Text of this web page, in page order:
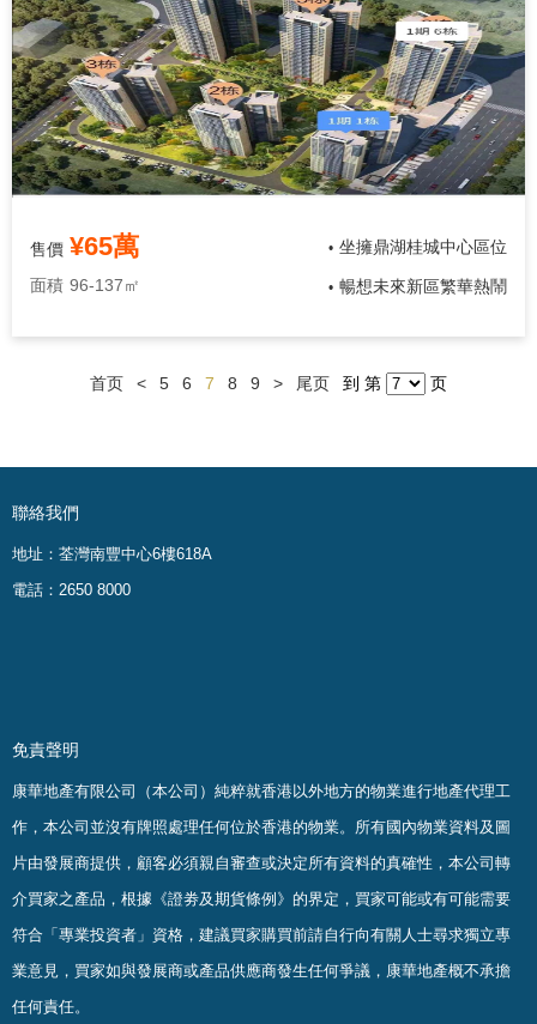
售價 ¥65萬
面積 96-137㎡
• 坐擁鼎湖桂城中心區位
• 暢想未來新區繁華熱鬧
首页 < 5 6 7 8 9 > 尾页 到 第 页
聯絡我們
地址：荃灣南豐中心6樓618A
電話：2650 8000
免責聲明
康華地產有限公司（本公司）純粹就香港以外地方的物業進行地產代理工
作，本公司並沒有牌照處理任何位於香港的物業。 所有國內物業資料及圖
片由發展商提供，顧客必須親自審查或決定所有資料的真確性 ， 本公司轉
介買家之產品，根據《證劵及期貨條例》的界定，買家可能或有可能需要
符合「專業投資者」資格，建議買家購買前請自行向有關人士尋求獨立專
業意見，買家如與發展商或產品供應商發生任何爭議，康華地產概不承擔
任何責任。